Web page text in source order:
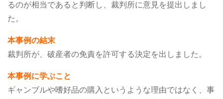
るのが相当であると判断し、裁判所に意見を提出しまし
た。
本事例の結末
裁判所が、破産者の免責を許可する決定を出しました。
本事例に学ぶこと
ギャンブルや嗜好品の購入というような理由ではなく、事